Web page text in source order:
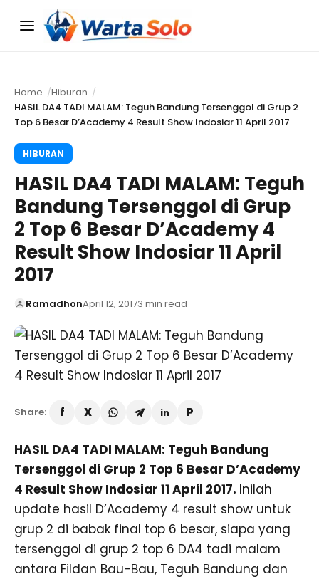
Menu
Home
Hiburan
HASIL DA4 TADI MALAM: Teguh Bandung Tersenggol di Grup 2
Top 6 Besar D’Academy 4 Result Show Indosiar 11 April 2017
HIBURAN
HASIL DA4 TADI MALAM: Teguh
Bandung Tersenggol di Grup
2 Top 6 Besar D’Academy 4
Result Show Indosiar 11 April
2017
RamadhonApril 12, 20173 min read
Share:
HASIL DA4 TADI MALAM: Teguh Bandung
Tersenggol di Grup 2 Top 6 Besar D’Academy
4 Result Show Indosiar 11 April 2017. Inilah
update hasil D’Academy 4 result show untuk
grup 2 di babak final top 6 besar, siapa yang
tersenggol di grup 2 top 6 DA4 tadi malam
antara Fildan Bau-Bau, Teguh Bandung dan